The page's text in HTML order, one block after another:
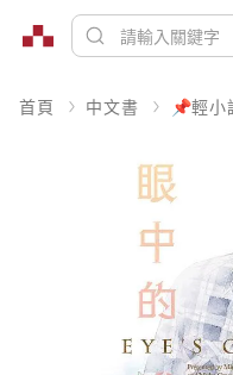
首頁 中文書 📌輕小